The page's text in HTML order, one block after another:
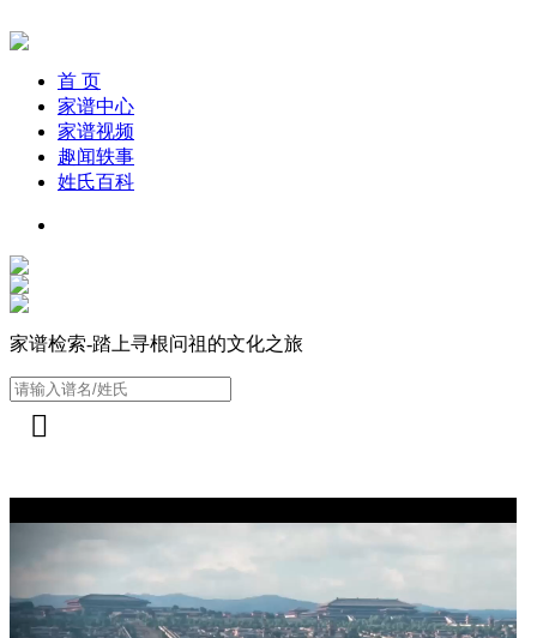
首 页
家谱中心
家谱视频
趣闻轶事
姓氏百科
家谱检索-踏上寻根问祖的文化之旅